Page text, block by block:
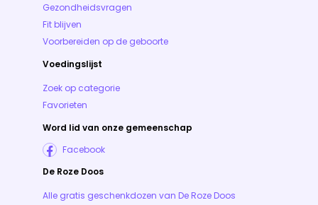
Gezondheidsvragen
Fit blijven
Voorbereiden op de geboorte
Voedingslijst
Zoek op categorie
Favorieten
Word lid van onze gemeenschap
Facebook
De Roze Doos
Alle gratis geschenkdozen van De Roze Doos